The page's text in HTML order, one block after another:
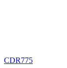
CDR775